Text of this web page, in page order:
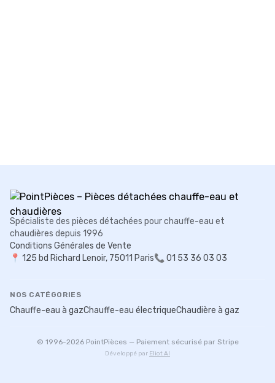
Spécialiste des pièces détachées pour chauffe-eau et
chaudières depuis 1996
Conditions Générales de Vente
📍 125 bd Richard Lenoir, 75011 Paris📞 01 53 36 03 03
NOS CATÉGORIES
Chauffe-eau à gazChauffe-eau électriqueChaudière à gaz
© 1996-2026PointPièces — Paiement sécurisé par Stripe
Développé par Eliot AI